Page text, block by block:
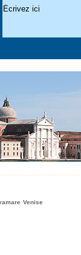
Venise